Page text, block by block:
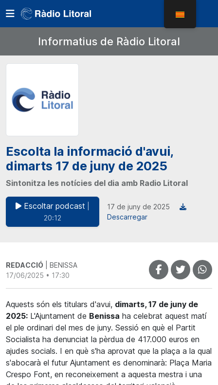
Informatius de Ràdio Litoral
Escolta la informació d'avui,
dimarts 17 de juny de 2025
Sintonitza les notícies del dia amb Radio Litoral
Escoltar podcast
20:12
17 de juny de 2025
Descarregar
REDACCIÓ | BENISSA
17/06/2025 • 17:30
Aquests són els titulars d'avui, dimarts, 17 de juny de
2025: L'Ajuntament de Benissa ha celebrat aquest matí
el ple ordinari del mes de juny. Sessió en què el Partit
Socialista ha denunciat la pèrdua de 417.000 euros en
ajudes socials. I en què s'ha aprovat que la plaça a la qual
s'abocarà el futur Ajuntament es denominarà: Plaça Maria
Crespo Font, en reconeixement a aquesta mestra i una